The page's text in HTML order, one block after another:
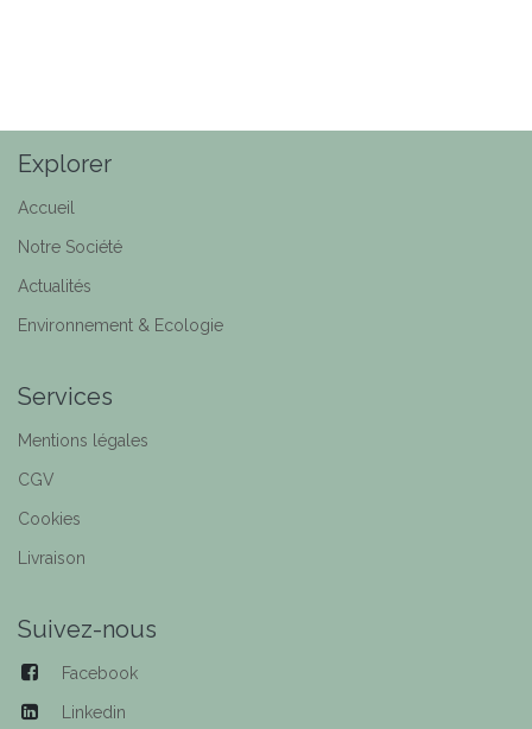
Explorer
Accueil
Notre Société
Actualités
Environnement & Ecologie
Services
Mentions légales
CGV
Cookies
Livraison
Suivez-nous
Facebook
Linkedin